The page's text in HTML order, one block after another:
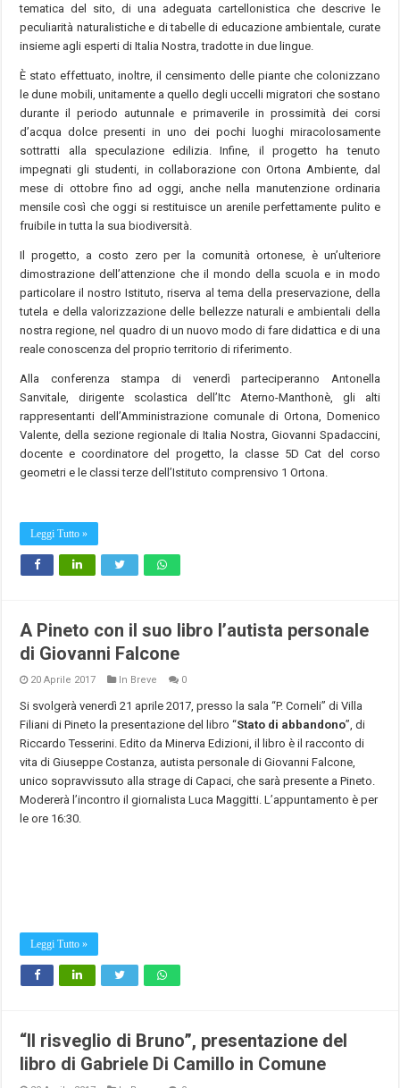
tematica del sito, di una adeguata cartellonistica che descrive le
peculiarità naturalistiche e di tabelle di educazione ambientale, curate
insieme agli esperti di Italia Nostra, tradotte in due lingue.
È stato effettuato, inoltre, il censimento delle piante che colonizzano
le dune mobili, unitamente a quello degli uccelli migratori che sostano
durante il periodo autunnale e primaverile in prossimità dei corsi
d’acqua dolce presenti in uno dei pochi luoghi miracolosamente
sottratti alla speculazione edilizia. Infine, il progetto ha tenuto
impegnati gli studenti, in collaborazione con Ortona Ambiente, dal
mese di ottobre fino ad oggi, anche nella manutenzione ordinaria
mensile così che oggi si restituisce un arenile perfettamente pulito e
fruibile in tutta la sua biodiversità.
Il progetto, a costo zero per la comunità ortonese, è un’ulteriore
dimostrazione dell’attenzione che il mondo della scuola e in modo
particolare il nostro Istituto, riserva al tema della preservazione, della
tutela e della valorizzazione delle bellezze naturali e ambientali della
nostra regione, nel quadro di un nuovo modo di fare didattica e di una
reale conoscenza del proprio territorio di riferimento.
Alla conferenza stampa di venerdì parteciperanno Antonella
Sanvitale, dirigente scolastica dell’Itc Aterno-Manthonè, gli alti
rappresentanti dell’Amministrazione comunale di Ortona, Domenico
Valente, della sezione regionale di Italia Nostra, Giovanni Spadaccini,
docente e coordinatore del progetto, la classe 5D Cat del corso
geometri e le classi terze dell’Istituto comprensivo 1 Ortona.
Leggi Tutto »
A Pineto con il suo libro l’autista personale
di Giovanni Falcone
20 Aprile 2017 In Breve 0
Si svolgerà venerdì 21 aprile 2017, presso la sala “P. Corneli” di Villa
Filiani di Pineto la presentazione del libro “Stato di abbandono”, di
Riccardo Tesserini. Edito da Minerva Edizioni, il libro è il racconto di
vita di Giuseppe Costanza, autista personale di Giovanni Falcone,
unico sopravvissuto alla strage di Capaci, che sarà presente a Pineto.
Modererà l’incontro il giornalista Luca Maggitti. L’appuntamento è per
le ore 16:30.
Leggi Tutto »
“Il risveglio di Bruno”, presentazione del
libro di Gabriele Di Camillo in Comune